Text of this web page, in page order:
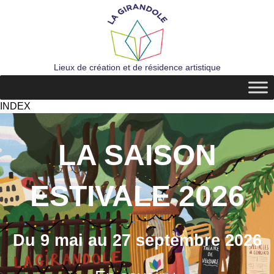
Lieux de création et de résidence artistique
INDEX
LA SAISON
ESTIVALE 2026
Du 9 mai au 27 septembre 2026